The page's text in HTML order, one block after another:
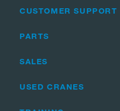
CUSTOMER SUPPORT
PARTS
SALES
USED CRANES